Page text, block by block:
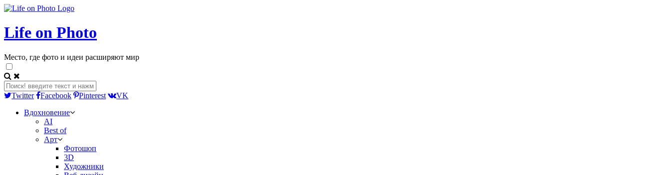
Life on Photo
Место, где фото и идеи расширяют мир
Twitter Facebook Pinterest
VK
Вдохновение
AI
Best of
Арт
Фотошоп
3D
Художники